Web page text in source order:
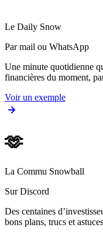
Le Daily Snow
Par mail ou WhatsApp
Une minute quotidienne
financières du moment,
Voir un exemple
🫶
La Commu Snowball
Sur Discord
Des centaines
bons plans, trucs et